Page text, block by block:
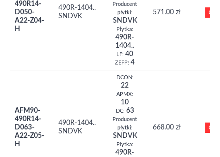
490R14-
D050-
A22-Z04-
H
490R-1404..
SNDVK
Producent
płytki:
SNDVK
Płytka:
490R-
1404..
LF: 40
ZEFP: 4
571.00 zł 0
AFM90-
490R14-
D063-
A22-Z05-
H
490R-1404..
SNDVK
DCON:
22
APMX:
10
DC: 63
Producent
płytki:
SNDVK
Płytka:
490R-
668.00 zł 0